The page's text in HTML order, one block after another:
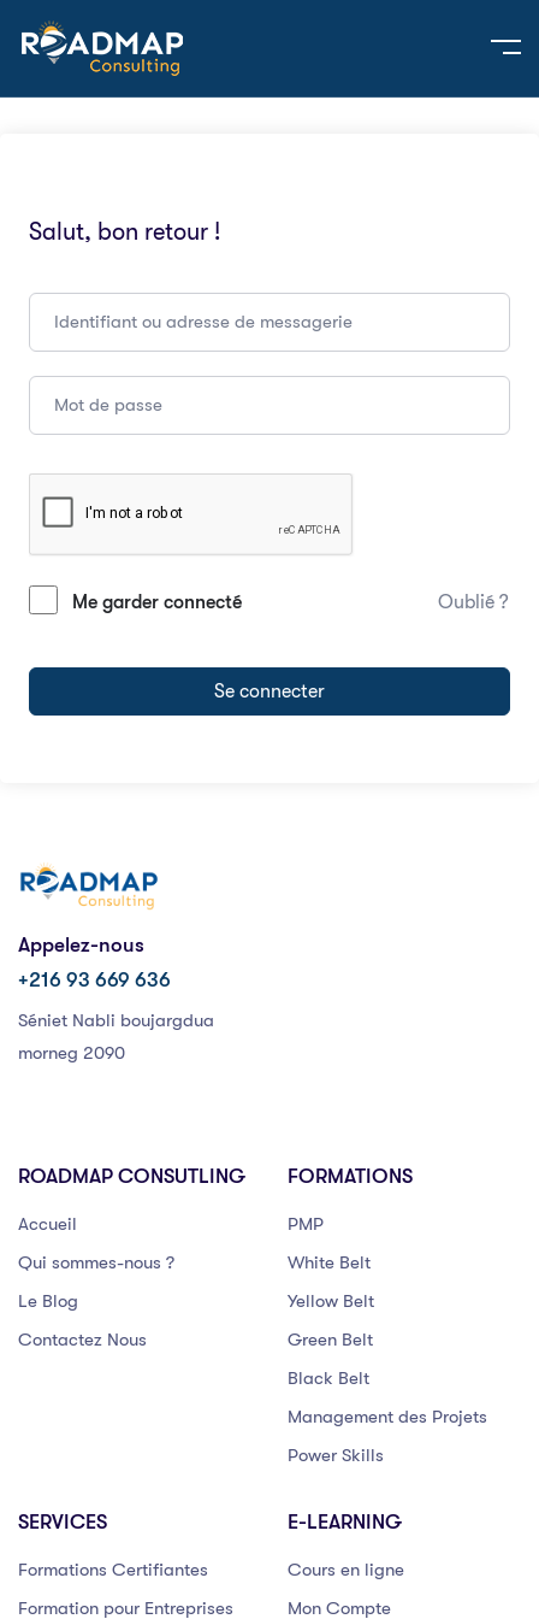
Salut, bon retour !
Me garder connecté Oublié ?
Se connecter
Appelez-nous
+216 93 669 636
Séniet Nabli boujargdua
morneg 2090
ROADMAP CONSUTLING
Accueil
Qui sommes-nous ?
Le Blog
Contactez Nous
FORMATIONS
PMP
White Belt
Yellow Belt
Green Belt
Black Belt
Management des Projets
Power Skills
SERVICES
Formations Certifiantes
Formation pour Entreprises
E-LEARNING
Cours en ligne
Mon Compte